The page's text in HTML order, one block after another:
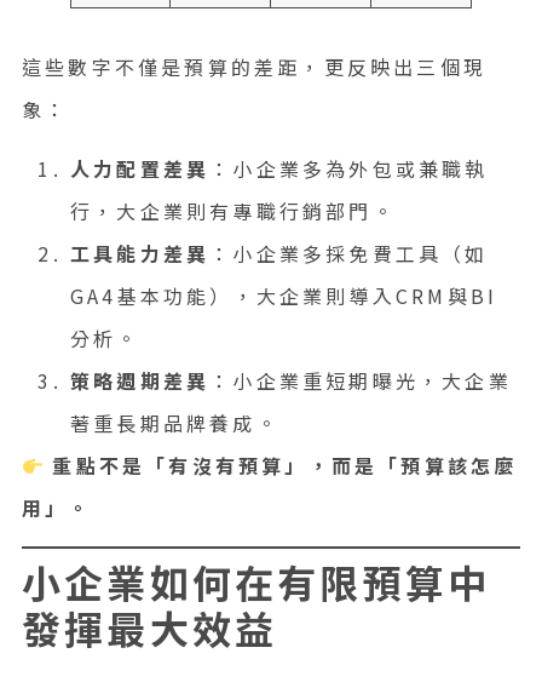
這些數字不僅是預算的差距，更反映出三個現
象：
人力配置差異 ：小企業多為外包或兼職執
行，大企業則有專職行銷部門。
工具能力差異 ：小企業多採免費工具（如
GA4基本功能），大企業則導入CRM與BI
分析。
策略週期差異 ：小企業重短期曝光，大企業
著重長期品牌養成。
重點不是「有沒有預算」，而是「預算該怎麼
用」。
小企業如何在有限預算中
發揮最大效益